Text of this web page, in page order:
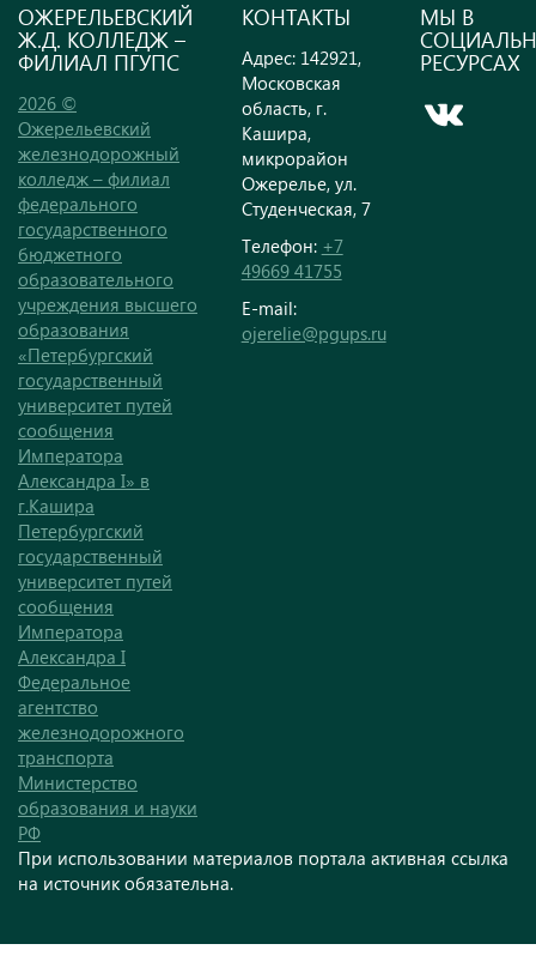
ОЖЕРЕЛЬЕВСКИЙ
Ж.Д. КОЛЛЕДЖ –
ФИЛИАЛ ПГУПС
2026 ©
Ожерельевский
железнодорожный
колледж – филиал
федерального
государственного
бюджетного
образовательного
учреждения высшего
образования
«Петербургский
государственный
университет путей
сообщения
Императора
Александра I» в
г.Кашира
Петербургский
государственный
университет путей
сообщения
Императора
Александра I
Федеральное
агентство
железнодорожного
транспорта
Министерство
образования и науки
РФ
КОНТАКТЫ
Адрес: 142921,
Московская
область, г.
Кашира,
микрорайон
Ожерелье, ул.
Студенческая, 7
Телефон: +7
49669 41755
E-mail:
ojerelie@pgups.ru
МЫ В
РЕСУРСАХ
При использовании материалов портала активная ссылка
на источник обязательна.